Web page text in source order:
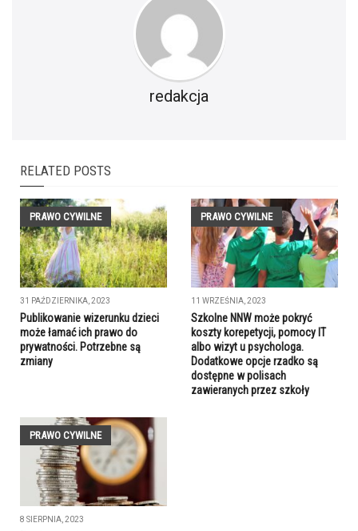
redakcja
RELATED POSTS
PRAWO CYWILNE
31 PAŹDZIERNIKA, 2023
Publikowanie wizerunku dzieci
może łamać ich prawo do
prywatności. Potrzebne są
zmiany
PRAWO CYWILNE
11 WRZEŚNIA, 2023
Szkolne NNW może pokryć
koszty korepetycji, pomocy IT
albo wizyt u psychologa.
Dodatkowe opcje rzadko są
dostępne w polisach
zawieranych przez szkoły
PRAWO CYWILNE
8 SIERPNIA, 2023